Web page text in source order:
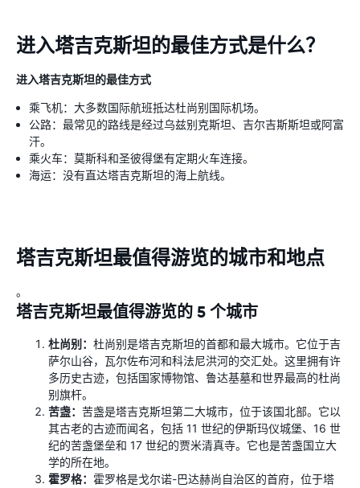
进入塔吉克斯坦的最佳方式是什么？
进入塔吉克斯坦的最佳方式
乘飞机：大多数国际航班抵达杜尚别国际机场。
公路：最常见的路线是经过乌兹别克斯坦、吉尔吉斯斯坦或阿富
汗。
乘火车：莫斯科和圣彼得堡有定期火车连接。
海运：没有直达塔吉克斯坦的海上航线。
塔吉克斯坦最值得游览的城市和地点
。
塔吉克斯坦最值得游览的 5 个城市
杜尚别： 杜尚别是塔吉克斯坦的首都和最大城市。它位于吉
萨尔山谷，瓦尔佐布河和科法尼洪河的交汇处。这里拥有许
多历史古迹，包括国家博物馆、鲁达基墓和世界最高的杜尚
别旗杆。
苦盏： 苦盏是塔吉克斯坦第二大城市，位于该国北部。它以
其古老的古迹而闻名，包括 11 世纪的伊斯玛仪城堡、16 世
纪的苦盏堡垒和 17 世纪的贾米清真寺。它也是苦盏国立大
学的所在地。
霍罗格： 霍罗格是戈尔诺-巴达赫尚自治区的首府，位于塔